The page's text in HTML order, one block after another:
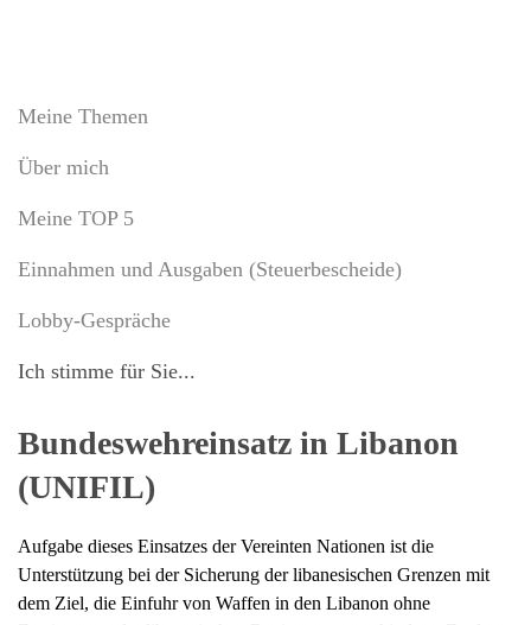
Meine Themen
Über mich
Meine TOP 5
Einnahmen und Ausgaben (Steuerbescheide)
Lobby-Gespräche
Ich stimme für Sie...
Bundeswehreinsatz in Libanon
(UNIFIL)
Aufgabe dieses Einsatzes der Vereinten Nationen ist die
Unterstützung bei der Sicherung der libanesischen Grenzen mit
dem Ziel, die Einfuhr von Waffen in den Libanon ohne